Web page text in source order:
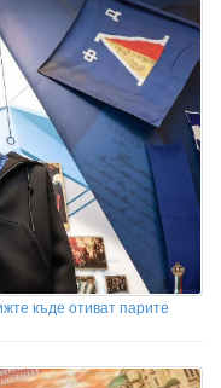
къде отиват парите